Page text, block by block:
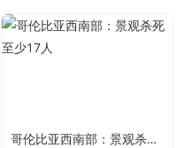
哥伦比亚西南部：景观杀死至少17人